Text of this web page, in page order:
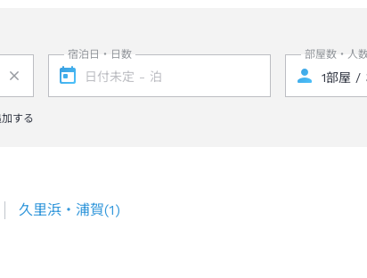
する
宿泊日・日数 部屋数・人
久里浜・浦賀(1)